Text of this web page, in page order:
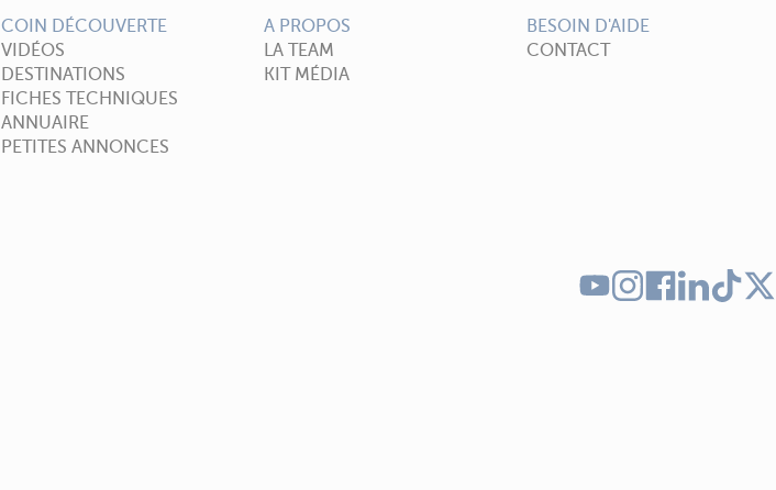
COIN DÉCOUVERTE
VIDÉOS
DESTINATIONS
FICHES TECHNIQUES
ANNUAIRE
PETITES ANNONCES
A PROPOS
LA TEAM
KIT MÉDIA
BESOIN D'AIDE
CONTACT